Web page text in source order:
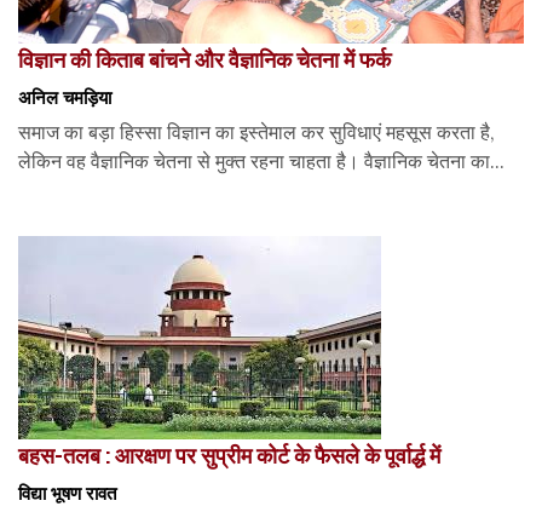
विज्ञान की किताब बांचने और वैज्ञानिक चेतना में फर्क
अनिल चमड़िया
समाज का बड़ा हिस्सा विज्ञान का इस्तेमाल कर सुविधाएं महसूस करता है,
लेकिन वह वैज्ञानिक चेतना से मुक्त रहना चाहता है। वैज्ञानिक चेतना का...
बहस-तलब : आरक्षण पर सुप्रीम कोर्ट के फैसले के पूर्वार्द्ध में
विद्या भूषण रावत